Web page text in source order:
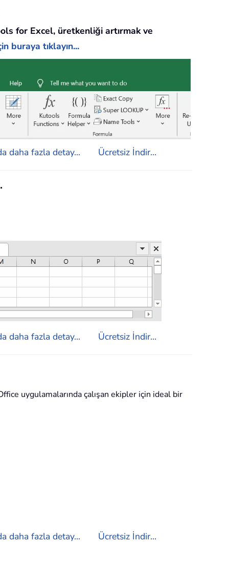
for Excel, üretkenliği artırmak ve
buraya tıklayın...
daha fazla detay... Ücretsiz İndir...
daha fazla detay... Ücretsiz İndir...
uygulamalarında çalışan ekipler için ideal bir
daha fazla detay... Ücretsiz İndir...